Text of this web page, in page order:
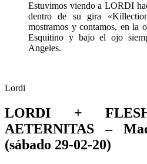
Estuvimos viendo a LORDI
dentro de su gira
mostramos y contamos, en la
Esquitino y bajo el ojo
Angeles.
Lordi
LORDI +
AETERNITAS –
(sábado 29-02-20)